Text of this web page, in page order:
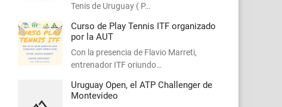
Tenis de Uruguay ( P…
Curso de Play Tennis ITF organizado
por la AUT
Con la presencia de Flavio Marreti,
entrenador ITF oriundo…
Uruguay Open, el ATP Challenger de
Montevideo